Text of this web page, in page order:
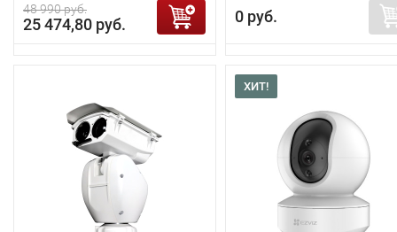
48 990 руб.
25 474,80 руб. 0 руб.
ХИТ!